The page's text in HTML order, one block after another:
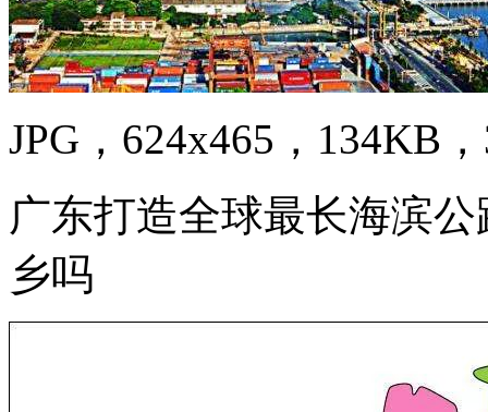
JPG，624x465，134KB
广东打造全球最长海滨
乡吗